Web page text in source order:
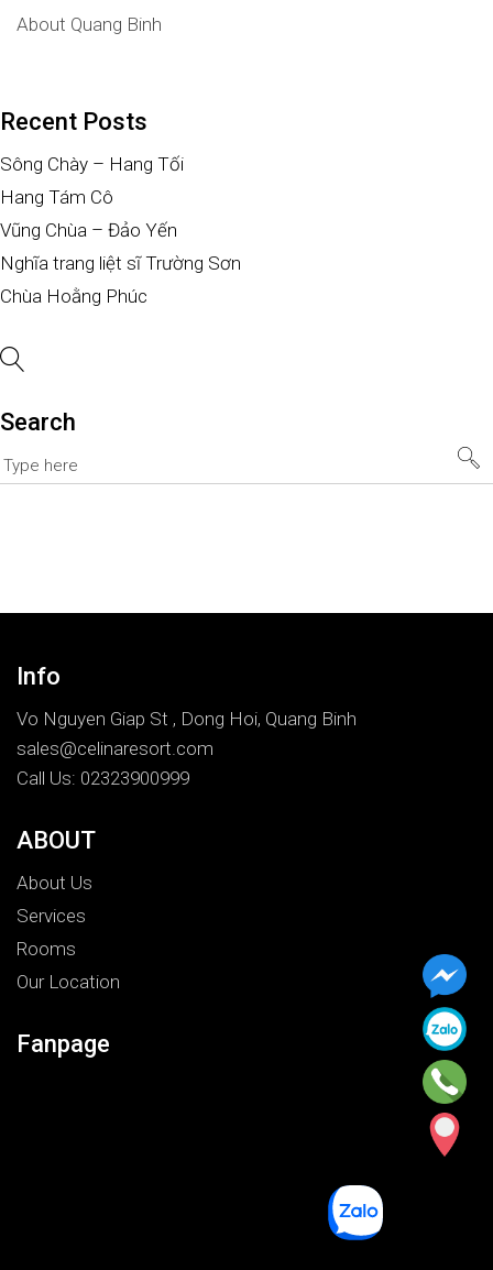
About Quang Binh
Recent Posts
Sông Chày – Hang Tối
Hang Tám Cô
Vũng Chùa – Đảo Yến
Nghĩa trang liệt sĩ Trường Sơn
Chùa Hoằng Phúc
Search
Info
Vo Nguyen Giap St , Dong Hoi, Quang Binh
sales@celinaresort.com
Call Us: 02323900999
ABOUT
About Us
Services
Rooms
Our Location
Fanpage